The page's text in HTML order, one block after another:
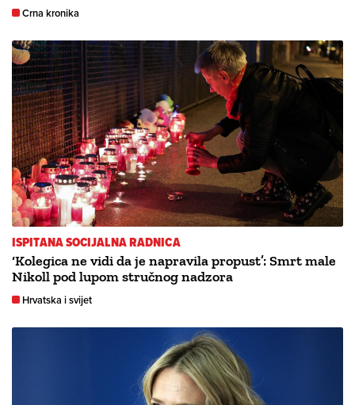
Crna kronika
ISPITANA SOCIJALNA RADNICA
‘Kolegica ne vidi da je napravila propust’: Smrt male
Nikoll pod lupom stručnog nadzora
Hrvatska i svijet